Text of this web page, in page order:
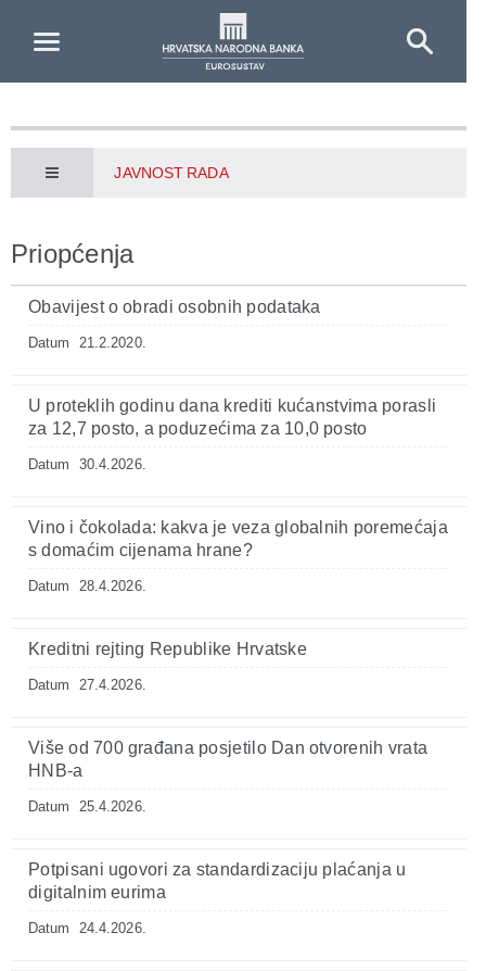
JAVNOST RADA
Priopćenja
Obavijest o obradi osobnih podataka
Datum 21.2.2020.
U proteklih godinu dana krediti kućanstvima porasli
za 12,7 posto, a poduzećima za 10,0 posto
Datum 30.4.2026.
Vino i čokolada: kakva je veza globalnih poremećaja
s domaćim cijenama hrane?
Datum 28.4.2026.
Kreditni rejting Republike Hrvatske
Datum 27.4.2026.
Više od 700 građana posjetilo Dan otvorenih vrata
HNB-a
Datum 25.4.2026.
Potpisani ugovori za standardizaciju plaćanja u
digitalnim eurima
Datum 24.4.2026.